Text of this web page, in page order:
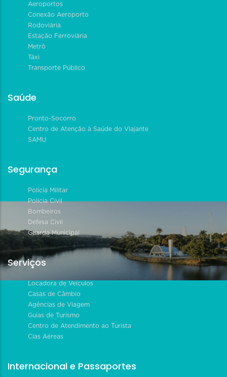
Aeroportos
Conexão Aeroporto
Rodoviária
Estação Ferroviária
Metrô
Táxi
Transporte Público
Saúde
Pronto-Socorro
Centro de Atenção à Saúde do Viajante
SAMU
Segurança
Polícia Militar
Polícia Civil
Bombeiros
Defesa Civil
Guarda Municipal
Serviços
Locadora de Veículos
Casas de Câmbio
Agências de Viagem
Guias de Turismo
Centro de Atendimento ao Turista
Cias Aéreas
Internacional e Passaportes